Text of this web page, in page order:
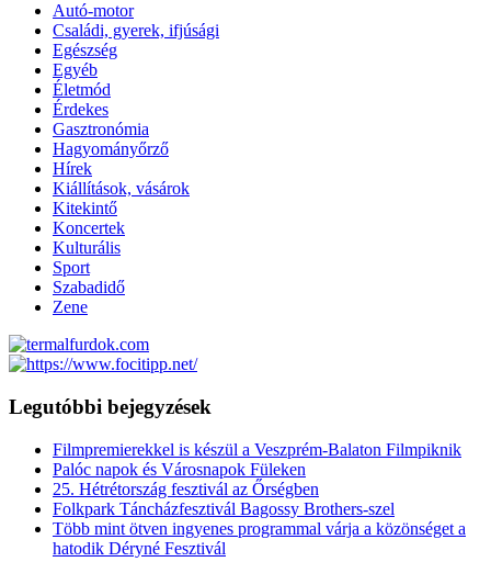
Autó-motor
Családi, gyerek, ifjúsági
Egészség
Egyéb
Életmód
Érdekes
Gasztronómia
Hagyományőrző
Hírek
Kiállítások, vásárok
Kitekintő
Koncertek
Kulturális
Sport
Szabadidő
Zene
Legutóbbi bejegyzések
Filmpremierekkel is készül a Veszprém-Balaton Filmpiknik
Palóc napok és Városnapok Füleken
25. Hétrétország fesztivál az Őrségben
Folkpark Táncházfesztivál Bagossy Brothers-szel
Több mint ötven ingyenes programmal várja a közönséget a
hatodik Déryné Fesztivál